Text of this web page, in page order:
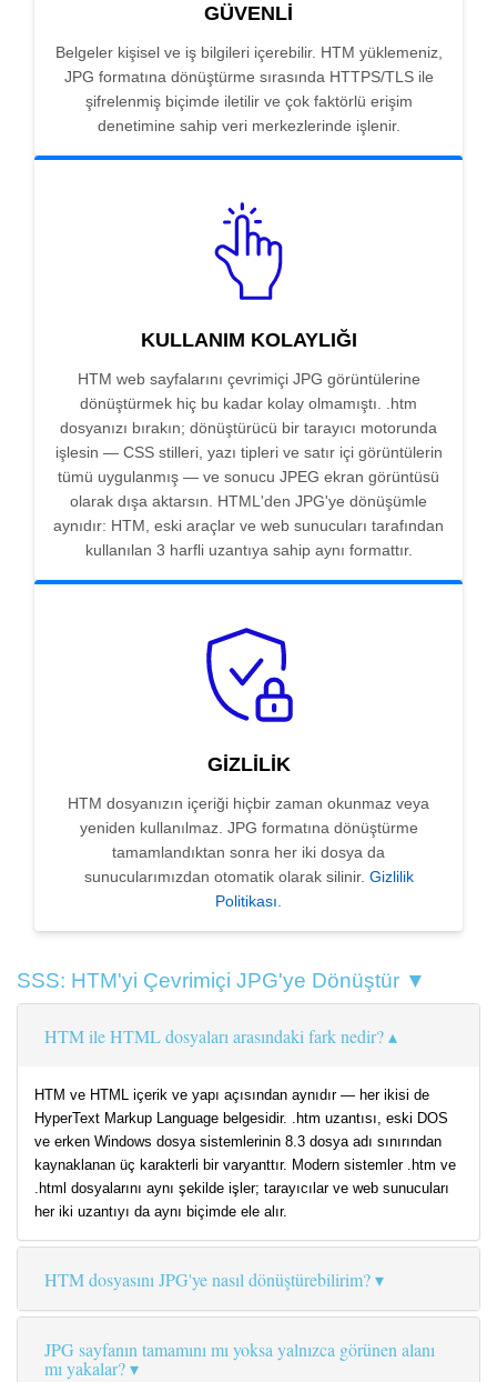
GÜVENLI
Belgeler kişisel ve iş bilgileri içerebilir. HTM yüklemeniz,
JPG formatına dönüştürme sırasında HTTPS/TLS ile
şifrelenmiş biçimde iletilir ve çok faktörlü erişim
denetimine sahip veri merkezlerinde işlenir.
KULLANIM KOLAYLIĞI
HTM web sayfalarını çevrimiçi JPG görüntülerine
dönüştürmek hiç bu kadar kolay olmamıştı. .htm
dosyanızı bırakın; dönüştürücü bir tarayıcı motorunda
işlesin — CSS stilleri, yazı tipleri ve satır içi görüntülerin
tümü uygulanmış — ve sonucu JPEG ekran görüntüsü
olarak dışa aktarsın. HTML'den JPG'ye dönüşümle
aynıdır: HTM, eski araçlar ve web sunucuları tarafından
kullanılan 3 harfli uzantıya sahip aynı formattır.
GIZLILIK
HTM dosyanızın içeriği hiçbir zaman okunmaz veya
yeniden kullanılmaz. JPG formatına dönüştürme
tamamlandıktan sonra her iki dosya da
sunucularımızdan otomatik olarak silinir. Gizlilik
Politikası.
SSS: HTM'yi Çevrimiçi JPG'ye Dönüştür ▼
HTM ile HTML dosyaları arasındaki fark nedir?
HTM ve HTML içerik ve yapı açısından aynıdır — her ikisi de
HyperText Markup Language belgesidir. .htm uzantısı, eski DOS
ve erken Windows dosya sistemlerinin 8.3 dosya adı sınırından
kaynaklanan üç karakterli bir varyanttır. Modern sistemler .htm ve
.html dosyalarını aynı şekilde işler; tarayıcılar ve web sunucuları
her iki uzantıyı da aynı biçimde ele alır.
HTM dosyasını JPG'ye nasıl dönüştürebilirim?
JPG sayfanın tamamını mı yoksa yalnızca görünen alanı
mı yakalar?